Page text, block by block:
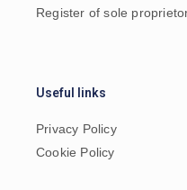
Register of sole
Useful links
Privacy Policy
Cookie Policy